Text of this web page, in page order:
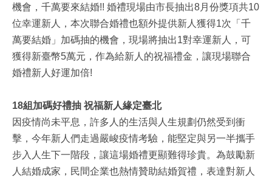
機會，千萬要來結婚!! 婚禮現場由市長抽出8月份獎項共10
位幸運新人，本次聯合婚禮也額外提供新人獲得1次「千
萬要結婚」加碼抽的機會，現場將抽出1對幸運新人，可
獲得新臺幣5萬元，作為給新人的祝福禮金，讓現場聯合
婚禮新人好運加倍!
18組加碼好禮抽 祝福新人緣定臺北
因疫情尚未平息，許多人的生活與人生規劃仍然受到衝
擊，今年新人們走過嚴峻疫情考驗，能堅定與另一半攜手
步入人生下一階段，讓這場婚禮更顯難得珍貴。為鼓勵新
人結婚成家，民間企業也熱情贊助結婚賀禮，表達對新人